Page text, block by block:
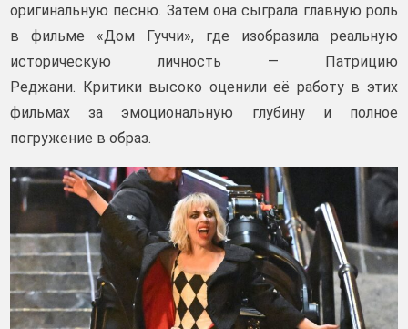
оригинальную песню. Затем она сыграла главную роль
в фильме «Дом Гуччи», где изобразила реальную
историческую личность — Патрицию
Реджани. Критики высоко оценили её работу в этих
фильмах за эмоциональную глубину и полное
погружение в образ.